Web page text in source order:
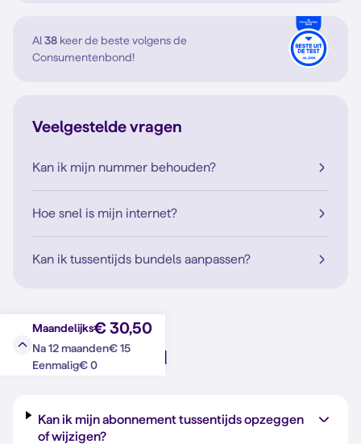
Al38 keer de beste volgens de
Consumentenbond!
Veelgestelde vragen
Kan ik mijn nummer behouden?
Hoe snel is mijn internet?
Kan ik tussentijds bundels aanpassen?
Maandelijks€ 30,50
Na 12 maanden€ 15
Eenmalig€ 0
Vraag?Antwoord
Kan ik mijn abonnement tussentijds opzeggen
of wijzigen?